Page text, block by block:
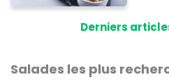
Derniers
Salades les plus